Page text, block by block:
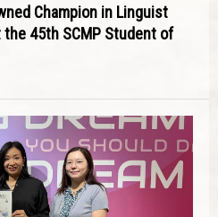
Champion in Linguist
45th SCMP Student of